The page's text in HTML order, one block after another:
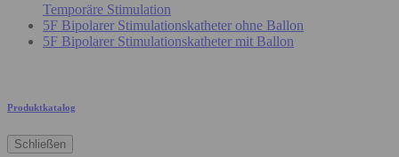
Temporäre Stimulation
5F Bipolarer Stimulationskatheter ohne Ballon
5F Bipolarer Stimulationskatheter mit Ballon
Produktkatalog
Schließen